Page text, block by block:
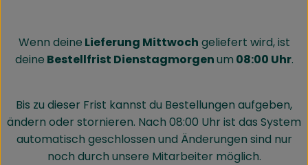
Wenn deine Lieferung Mittwoch geliefert wird, ist
deine Bestellfrist Dienstagmorgenum 08:00 Uhr.
Bis zu dieser Frist kannst du Bestellungen aufgeben,
ändern oder stornieren. Nach 08:00 Uhr ist das System
automatisch geschlossen und Änderungen sind nur
noch durch unsere Mitarbeiter möglich.